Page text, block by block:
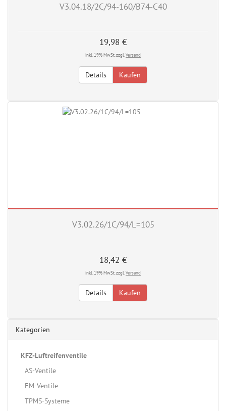
V3.04.18/2C/94-160/B74-C40
19,98 €
inkl. 19% MwSt. zzgl. Versand
Details Kaufen
V3.02.26/1C/94/L=105
18,42 €
inkl. 19% MwSt. zzgl. Versand
Details Kaufen
Kategorien
KFZ-Luftreifenventile
AS-Ventile
EM-Ventile
TPMS-Systeme